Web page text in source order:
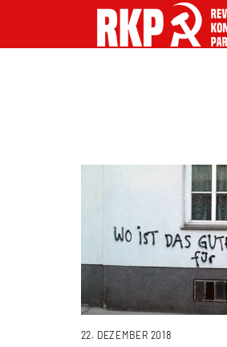
22. DEZEMBER 2018